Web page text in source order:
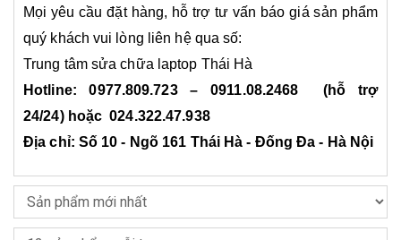
Mọi yêu cầu đặt hàng, hỗ trợ tư vấn báo giá sản phẩm
quý khách vui lòng liên hệ qua số:
Trung tâm sửa chữa laptop Thái Hà
Hotline: 0977.809.723 – 0911.08.2468 (hỗ trợ
24/24) hoặc 024.322.47.938
Địa chỉ: Số 10 - Ngõ 161 Thái Hà - Đống Đa - Hà Nội